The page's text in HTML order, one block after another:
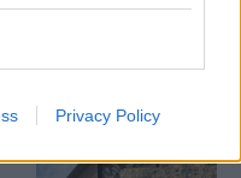
Privacy Policy